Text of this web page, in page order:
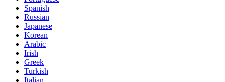
Spanish
Russian
Japanese
Korean
Arabic
Irish
Greek
Turkish
Italian